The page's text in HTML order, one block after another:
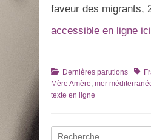
faveur des migrants,
accessible en ligne ici
Catégories
Dernières parutions Tags
Mère Amère, mer
texte en ligne
Recherche